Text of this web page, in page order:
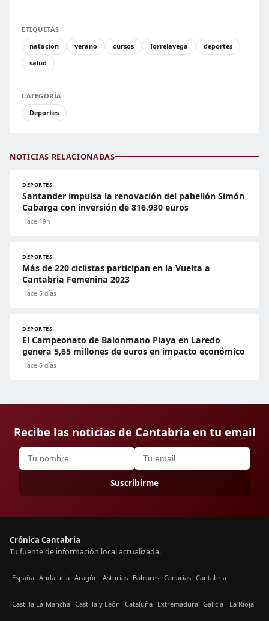
ETIQUETAS
natación
verano cursos Torrelavega
deportes
salud
CATEGORÍA
Deportes
NOTICIAS RELACIONADAS
DEPORTES
Santander impulsa la renovación del pabellón Simón
Cabarga con inversión de 816.930 euros
Hace 19h
DEPORTES
Más de 220 ciclistas participan en la Vuelta a
Cantabria Femenina 2023
Hace 5 días
DEPORTES
El Campeonato de Balonmano Playa en Laredo
genera 5,65 millones de euros en impacto económico
Hace 6 días
Recibe las noticias de Cantabria en tu email
Suscribirme
Crónica Cantabria
Tu fuente de información local actualizada.
España Andalucía Aragón Asturias Baleares Canarias Cantabria
Castilla La-Mancha Castilla y León Cataluña Extremadura Galicia La Rioja